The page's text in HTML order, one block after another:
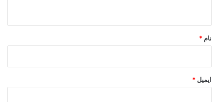
نام *
ایمیل *